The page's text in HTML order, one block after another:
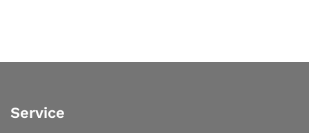
Service